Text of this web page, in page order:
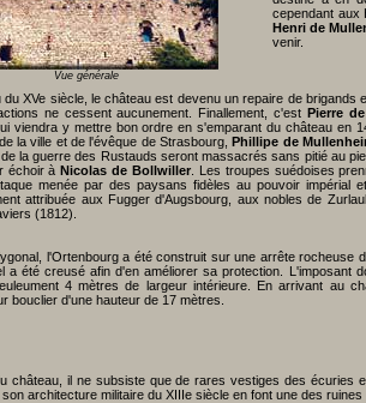
Vue générale
cependant aux
Henri de
venir.
du XVe siècle, le château est devenu un repaire de
ne cessent aucunement. Finallement, c'estPierre
viendra y mettre bon ordre en s'emparant du château en
la ville et de l'évêque de Strasbourg,Phillipe de
la guerre des Rustauds seront massacrés sans pitié au
échoir àNicolas de Bollwiller. Les troupes suédoises
menée par des paysans fidèles au pouvoir impérial
attribuée aux Fugger d'Augsbourg, aux nobles de
(1812).
l'Ortenbourg a été construit sur une arrête rocheuse
a été creusé afin d'en améliorer sa protection. L'imposant
4 mètres de largeur intérieure. En arrivant au
bouclier d'une hauteur de 17 mètres.
château, il ne subsiste que de rares vestiges des écuries
architecture militaire du XIIIe siècle en font une des